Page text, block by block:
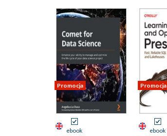
Promocja
ebook
Promocja
ebook